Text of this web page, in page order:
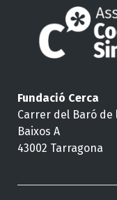
Fundació Cerca
Carrer del Baró de
Baixos A
43002 Tarragona